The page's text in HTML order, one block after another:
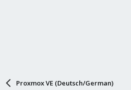
Proxmox VE (Deutsch/German)